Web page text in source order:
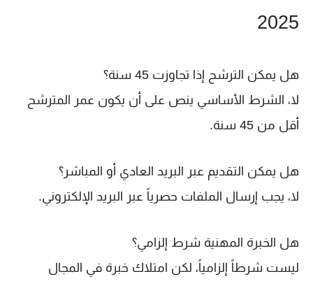
2025
هل يمكن الترشح إذا تجاوزت 45 سنة؟
لا، الشرط الأساسي ينص على أن يكون عمر المترشح
أقل من 45 سنة.
هل يمكن التقديم عبر البريد العادي أو المباشر؟
لا، يجب إرسال الملفات حصرياً عبر البريد الإلكتروني.
هل الخبرة المهنية شرط إلزامي؟
ليست شرطاً إلزامياً، لكن امتلاك خبرة في المجال